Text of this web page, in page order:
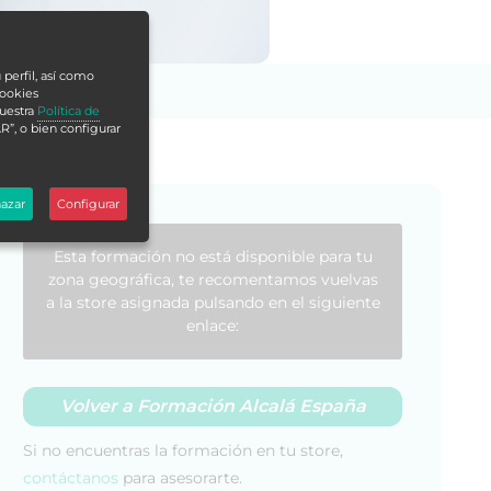
Esta formación no está disponible para tu
zona geográfica, te recomentamos vuelvas
a la store asignada pulsando en el siguiente
enlace:
Volver a Formación Alcalá España
Si no encuentras la formación en tu store,
contáctanos para asesorarte.
perfil, así como
Política de
o bien configurar
Configurar